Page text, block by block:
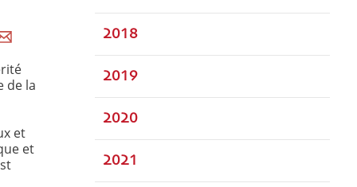
de la
et
et
2018
2019
2020
2021